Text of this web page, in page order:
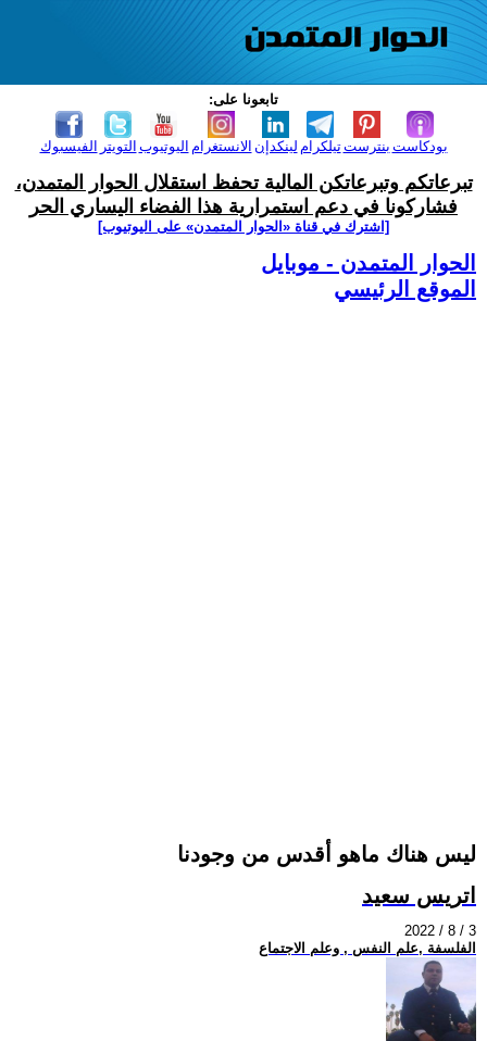
تابعونا على:
الفيسبوك التويتر اليوتيوب الانستغرام لينكدإن تيلكرامبنترست بودكاست
تبرعاتكم وتبرعاتكن المالية تحفظ استقلال الحوار المتمدن،
فشاركونا في دعم استمرارية هذا الفضاء اليساري الحر
[اشترك في قناة ‫«الحوار المتمدن» على اليوتيوب]
الحوار المتمدن - موبايل
الموقع الرئيسي
ليس هناك ماهو أقدس من وجودنا
اتريس سعيد
2022 / 8 / 3
الفلسفة ,علم النفس , وعلم الاجتماع